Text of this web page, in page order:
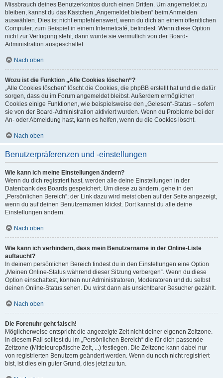
Missbrauch deines Benutzerkontos durch einen Dritten. Um angemeldet zu
bleiben, kannst du das Kästchen „Angemeldet bleiben“ beim Anmelden
auswählen. Dies ist nicht empfehlenswert, wenn du dich an einem öffentlichen
Computer, zum Beispiel in einem Internetcafé, befindest. Wenn diese Option
nicht zur Verfügung steht, dann wurde sie vermutlich von der Board-
Administration ausgeschaltet.
Nach oben
Wozu ist die Funktion „Alle Cookies löschen“?
„Alle Cookies löschen“ löscht die Cookies, die phpBB erstellt hat und die dafür
sorgen, dass du im Forum angemeldet bleibst. Außerdem ermöglichen
Cookies einige Funktionen, wie beispielsweise den „Gelesen“-Status – sofern
sie von der Board-Administration aktiviert wurden. Wenn du Probleme bei der
An- oder Abmeldung hast, kann es helfen, wenn du die Cookies löscht.
Nach oben
Benutzerpräferenzen und -einstellungen
Wie kann ich meine Einstellungen ändern?
Wenn du dich registriert hast, werden alle deine Einstellungen in der
Datenbank des Boards gespeichert. Um diese zu ändern, gehe in den
„Persönlichen Bereich“; der Link dazu wird meist oben auf der Seite angezeigt,
wenn du auf deinen Benutzernamen klickst. Dort kannst du alle deine
Einstellungen ändern.
Nach oben
Wie kann ich verhindern, dass mein Benutzername in der Online-Liste
auftaucht?
In deinem persönlichen Bereich findest du in den Einstellungen eine Option
„Meinen Online-Status während dieser Sitzung verbergen“. Wenn du diese
Option einschaltest, können nur Administratoren, Moderatoren und du selbst
deinen Online-Status sehen. Du wirst dann als unsichtbarer Besucher gezählt.
Nach oben
Die Forenuhr geht falsch!
Möglicherweise entspricht die angezeigte Zeit nicht deiner eigenen Zeitzone.
In diesem Fall solltest du im „Persönlichen Bereich“ die für dich passende
Zeitzone (Mitteleuropäische Zeit, ...) festlegen. Die Zeitzone kann dabei nur
von registrierten Benutzern geändert werden. Wenn du noch nicht registriert
bist, ist dies ein guter Grund, dies jetzt zu tun.